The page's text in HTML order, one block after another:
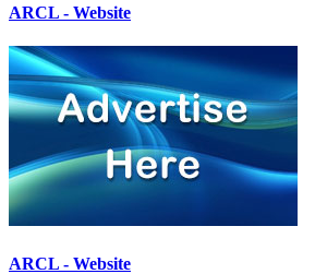
ARCL - Website
ARCL - Website